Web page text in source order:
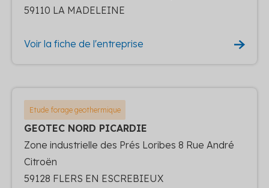
59110 LA MADELEINE
Voir la fiche de l'entreprise
Etude forage geothermique
GEOTEC NORD PICARDIE
Zone industrielle des Prés Loribes 8 Rue André
Citroën
59128 FLERS EN ESCREBIEUX